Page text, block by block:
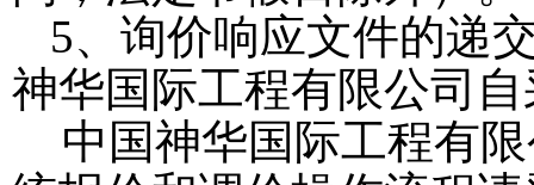
5、询价响应文件的递
神华国际工程有限公司
中国神华国际工程有